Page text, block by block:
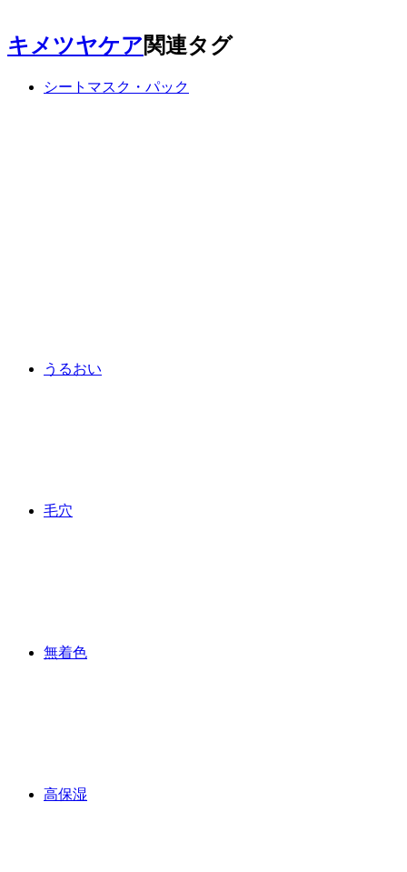
キメツヤケア関連タグ
シートマスク・パック
うるおい
毛穴
無着色
高保湿